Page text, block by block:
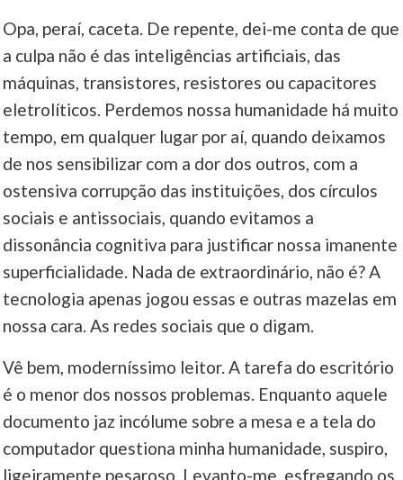
Opa, peraí, caceta. De repente, dei-me conta de que
a culpa não é das inteligências artificiais, das
máquinas, transistores, resistores ou capacitores
eletrolíticos. Perdemos nossa humanidade há muito
tempo, em qualquer lugar por aí, quando deixamos
de nos sensibilizar com a dor dos outros, com a
ostensiva corrupção das instituições, dos círculos
sociais e antissociais, quando evitamos a
dissonância cognitiva para justificar nossa imanente
superficialidade. Nada de extraordinário, não é? A
tecnologia apenas jogou essas e outras mazelas em
nossa cara. As redes sociais que o digam.
Vê bem, moderníssimo leitor. A tarefa do escritório
é o menor dos nossos problemas. Enquanto aquele
documento jaz incólume sobre a mesa e a tela do
computador questiona minha humanidade, suspiro,
ligeiramente pesaroso. Levanto-me, esfregando os